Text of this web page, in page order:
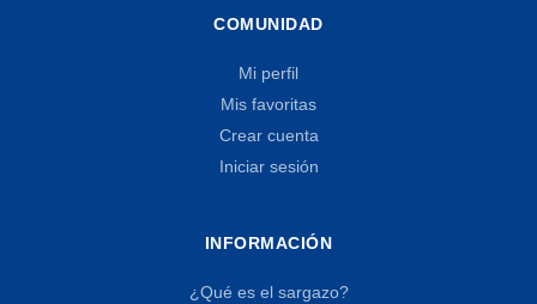
COMUNIDAD
Mi perfil
Mis favoritas
Crear cuenta
Iniciar sesión
INFORMACIÓN
¿Qué es el sargazo?